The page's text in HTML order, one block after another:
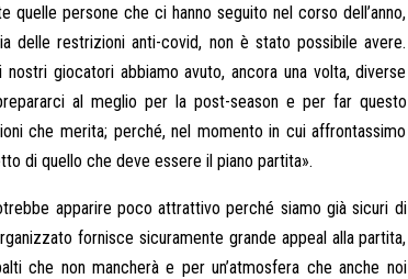
persone che ci hanno seguito nel corso dell’anno,
delle restrizioni anti-covid, non è stato possibile avere.
giocatori abbiamo avuto, ancora una volta, diverse
al meglio per la post-season e per far questo
che merita; perché, nel momento in cui affrontassimo
di quello che deve essere il piano partita».
apparire poco attrattivo perché siamo già sicuri di
fornisce sicuramente grande appeal alla partita,
che non mancherà e per un’atmosfera che anche noi